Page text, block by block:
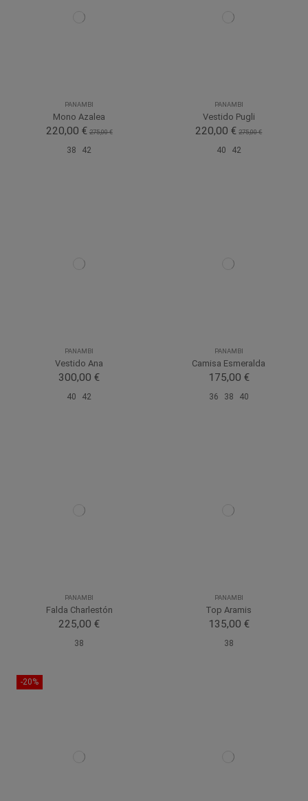
PANAMBI
Mono Azalea
220,00 € 275,00 €
38 42
PANAMBI
Vestido Pugli
220,00 € 275,00 €
40 42
PANAMBI
Vestido Ana
300,00 €
40 42
PANAMBI
Camisa Esmeralda
175,00 €
36 38 40
PANAMBI
Falda Charlestón
225,00 €
38
PANAMBI
Top Aramis
135,00 €
38
-20%